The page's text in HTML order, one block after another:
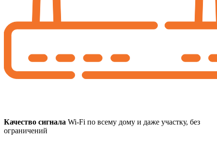
Качество сигнала Wi-Fi по всему дому и даже участку, без
ограничений